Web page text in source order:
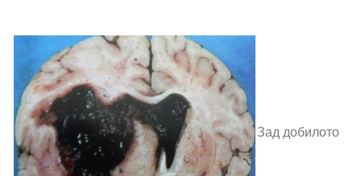
Зад добилото